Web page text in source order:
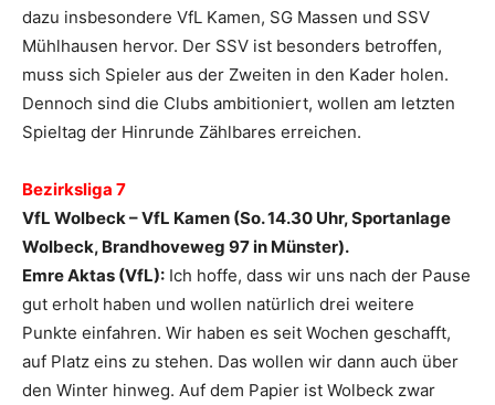
dazu insbesondere VfL Kamen, SG Massen und SSV
Mühlhausen hervor. Der SSV ist besonders betroffen,
muss sich Spieler aus der Zweiten in den Kader holen.
Dennoch sind die Clubs ambitioniert, wollen am letzten
Spieltag der Hinrunde Zählbares erreichen.
Bezirksliga 7
VfL Wolbeck – VfL Kamen (So. 14.30 Uhr, Sportanlage
Wolbeck, Brandhoveweg 97 in Münster).
Emre Aktas (VfL): Ich hoffe, dass wir uns nach der Pause
gut erholt haben und wollen natürlich drei weitere
Punkte einfahren. Wir haben es seit Wochen geschafft,
auf Platz eins zu stehen. Das wollen wir dann auch über
den Winter hinweg. Auf dem Papier ist Wolbeck zwar